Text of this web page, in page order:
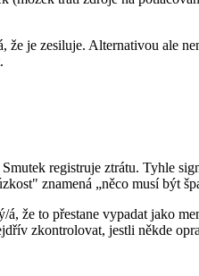
je zesiluje. Alternativou ale
registruje ztrátu. Tyhle
znamená „něco musí být
to přestane vypadat jako
zkontrolovat, jestli někde